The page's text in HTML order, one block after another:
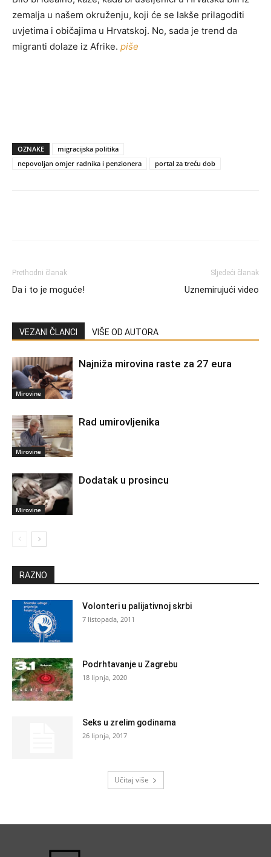
zemalja u našem okruženju, koji će se lakše prilagoditi
uvjetima i običajima u Hrvatskoj. No, sada je trend da
migranti dolaze iz Afrike. piše
OZNAKE
migracijska politika
nepovoljan omjer radnika i penzionera
portal za treću dob
Prethodni članak
Da i to je moguće!
Sljedeći članak
Uznemirujući video
VEZANI ČLANCI VIŠE OD AUTORA
Mirovine
Najniža mirovina raste za 27 eura
Mirovine
Rad umirovljenika
Mirovine
Dodatak u prosincu
RAZNO
Volonteri u palijativnoj skrbi
7 listopada, 2011
Podrhtavanje u Zagrebu
18 lipnja, 2020
Seks u zrelim godinama
26 lipnja, 2017
Učitaj više